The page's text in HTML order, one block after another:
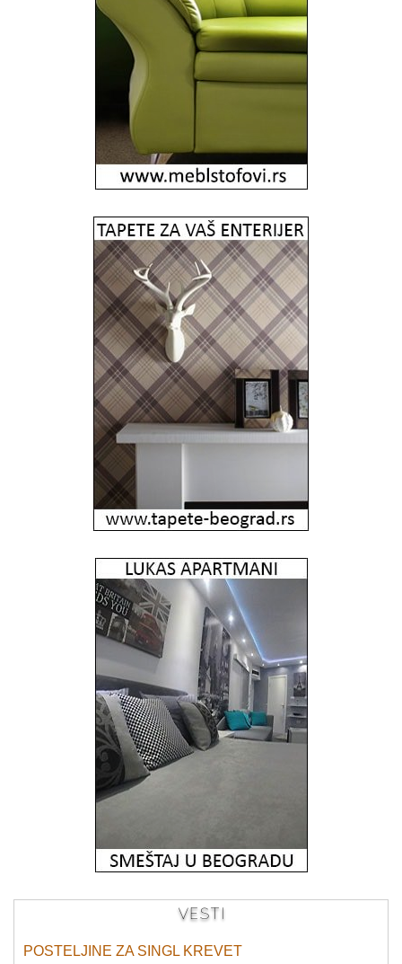
VESTI
POSTELJINE ZA SINGL KREVET